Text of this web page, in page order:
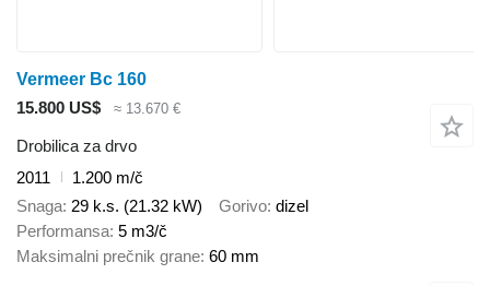
Vermeer Bc 160
15.800 US$
≈ 13.670 €
Drobilica za drvo
2011
1.200 m/č
Snaga 29 k.s. (21.32 kW) Gorivo dizel
Performansa 5 m3/č
Maksimalni prečnik grane 60 mm